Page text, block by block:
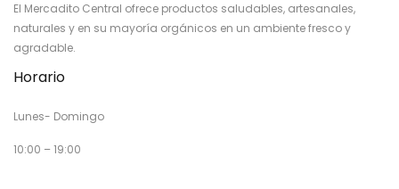
El Mercadito Central ofrece productos saludables, artesanales,
naturales y en su mayoría orgánicos en un ambiente fresco y
agradable.
Horario
Lunes- Domingo
10:00 – 19:00